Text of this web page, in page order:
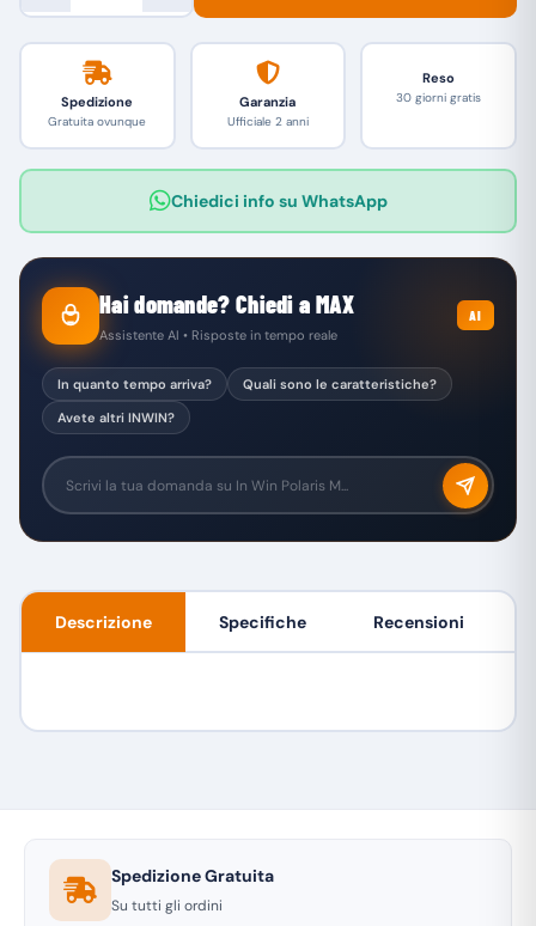
Spedizione
Gratuita ovunque
Garanzia
Ufficiale 2 anni
Reso
30 giorni gratis
Chiedici info su WhatsApp
Hai domande? Chiedi a MAX
Assistente AI • Risposte in tempo reale
AI
In quanto tempo arriva?
Quali sono le caratteristiche?
Avete altri INWIN?
Descrizione Specifiche Recensioni
Spedizione Gratuita
Su tutti gli ordini